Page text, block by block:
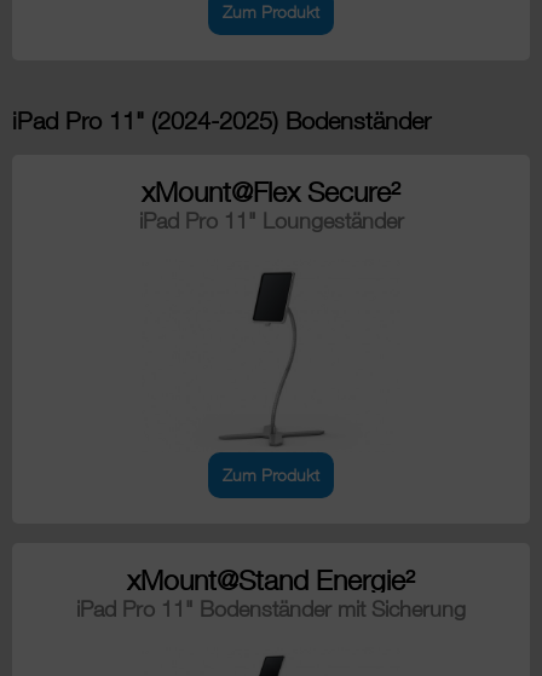
Zum Produkt
iPad Pro 11" (2024-2025) Bodenständer
xMount@Flex Secure²
iPad Pro 11" Loungeständer
Zum Produkt
xMount@Stand Energie²
iPad Pro 11" Bodenständer mit Sicherung